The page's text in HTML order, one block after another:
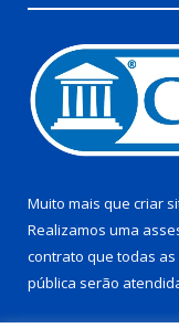
Muito mais que criar
Realizamos uma
contrato que todas
pública serão